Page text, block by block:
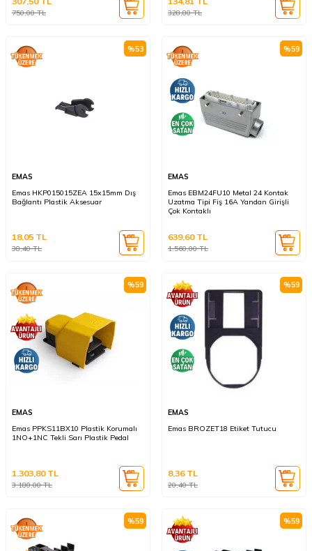
750,00TL 328,80TL
%53
EMAS
Emas HKP015015ZEA 15x15mm Dış
Bağlantı Plastik Aksesuar
38,40TL
18,05 TL
%59
EMAS
Emas EBM24FU10 Metal 24 Kontak
Uzatma Tipi Fiş 16A Yandan Girişli
Çok Kontaklı
1.560,00TL
639,60TL
%59
EMAS
Emas PPKS11BX10 Plastik Korumalı
1NO+1NC Tekli Sarı Plastik Pedal
3.180,00TL
1.303,80TL
%59
EMAS
Emas BROZET18 Etiket Tutucu
20,40TL
8,36TL
%59 %59